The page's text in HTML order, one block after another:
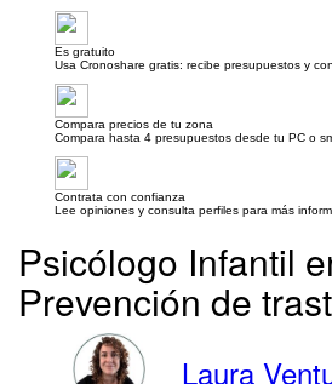
Es gratuito
Usa Cronoshare gratis: recibe presupuestos y
Compara precios de tu zona
Compara hasta 4 presupuestos desde tu PC o
Contrata con confianza
Lee opiniones y consulta perfiles para más
Psicólogo Infantil
Prevención de
Laura